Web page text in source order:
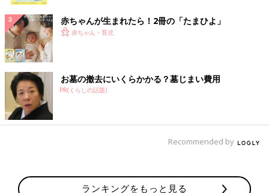
赤ちゃんが生まれたら！2冊の「たまひよ」
赤ちゃん・育児
お墓の撤去にいくらかかる？墓じまい費用
PR(くらしの話題)
Recommended by
ランキングをもっと見る